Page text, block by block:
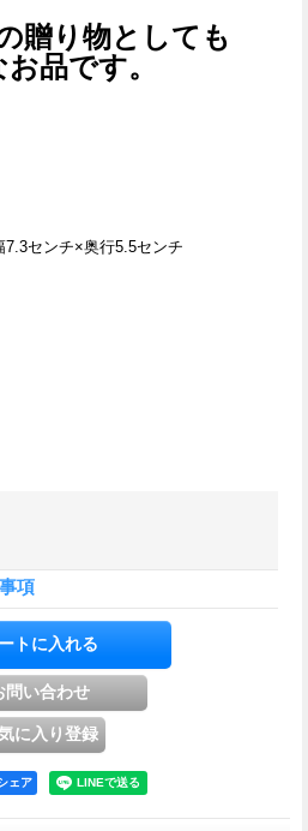
贈り物としても
品です。
7.3センチ×奥行5.5センチ
項
ェア